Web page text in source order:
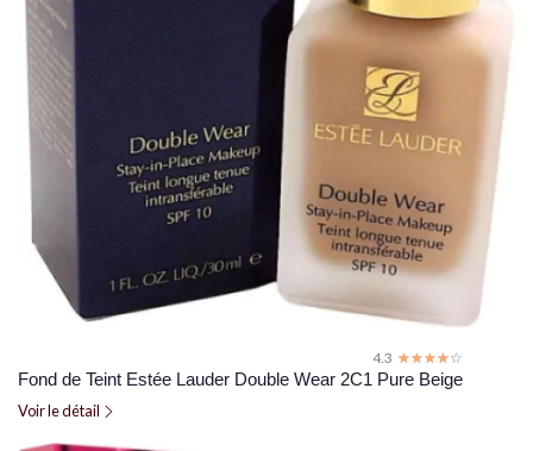
4.3 ☆☆☆☆☆
★★★★★
Fond de Teint Estée Lauder Double Wear 2C1 Pure Beige
Voir le détail